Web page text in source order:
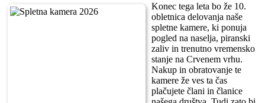
Konec tega leta bo že 10.
obletnica delovanja naše
spletne kamere, ki ponuja
pogled na naselja, piranski
zaliv in trenutno vremensko
stanje na Crvenem vrhu.
Nakup in obratovanje te
kamere že ves ta čas
plačujete člani in članice